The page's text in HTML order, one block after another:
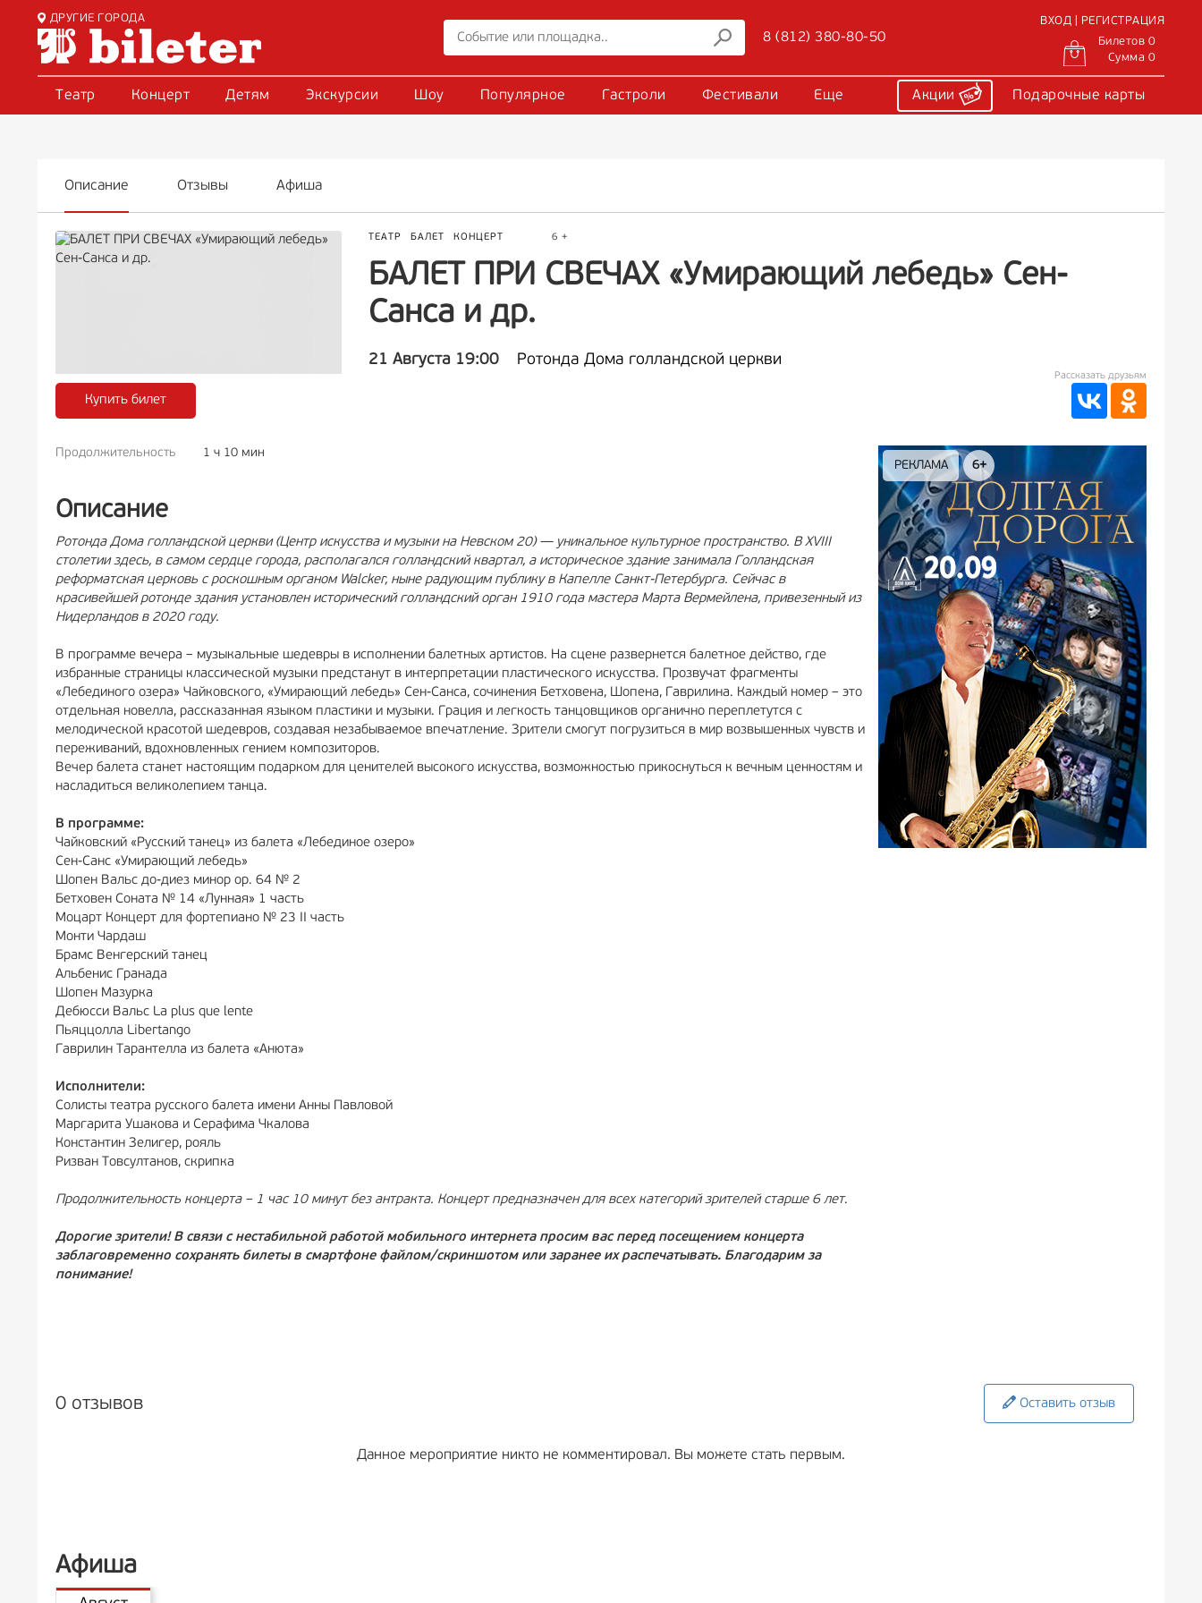
ДРУГИЕ ГОРОДА
8 (812) 380-80-50
ВХОД | РЕГИСТРАЦИЯ
Билетов 0
Сумма 0
Театр Концерт Детям Экскурсии Шоу Популярное Гастроли Фестивали Еще Акции Подарочные карты
Описание Отзывы Афиша
ТЕАТР БАЛЕТ КОНЦЕРТ 6 +
БАЛЕТ ПРИ СВЕЧАХ «Умирающий лебедь» Сен-
Санса и др.
21 Августа 19:00 Ротонда Дома голландской церкви
Купить билет
Рассказать друзьям
Продолжительность 1 ч 10 мин
Описание
Ротонда Дома голландской церкви (Центр искусства и музыки на Невском 20) — уникальное культурное пространство. В XVIII
столетии здесь, в самом сердце города, располагался голландский квартал, а историческое здание занимала Голландская
реформатская церковь с роскошным органом Walcker, ныне радующим публику в Капелле Санкт-Петербурга. Сейчас в
красивейшей ротонде здания установлен исторический голландский орган 1910 года мастера Марта Вермейлена, привезенный из
Нидерландов в 2020 году.
В программе вечера – музыкальные шедевры в исполнении балетных артистов. На сцене развернется балетное действо, где
избранные страницы классической музыки предстанут в интерпретации пластического искусства. Прозвучат фрагменты
«Лебединого озера» Чайковского, «Умирающий лебедь» Сен-Санса, сочинения Бетховена, Шопена, Гаврилина. Каждый номер – это
отдельная новелла, рассказанная языком пластики и музыки. Грация и легкость танцовщиков органично переплетутся с
мелодической красотой шедевров, создавая незабываемое впечатление. Зрители смогут погрузиться в мир возвышенных чувств и
переживаний, вдохновленных гением композиторов.
Вечер балета станет настоящим подарком для ценителей высокого искусства, возможностью прикоснуться к вечным ценностям и
насладиться великолепием танца.
В программе:
Чайковский «Русский танец» из балета «Лебединое озеро»
Сен-Санс «Умирающий лебедь»
Шопен Вальс до-диез минор op. 64 № 2
Бетховен Соната № 14 «Лунная» 1 часть
Моцарт Концерт для фортепиано № 23 II часть
Монти Чардаш
Брамс Венгерский танец
Альбенис Гранада
Шопен Мазурка
Дебюсси Вальс La plus que lente
Пьяццолла Libertango
Гаврилин Тарантелла из балета «Анюта»
Исполнители:
Солисты театра русского балета имени Анны Павловой
Маргарита Ушакова и Серафима Чкалова
Константин Зелигер, рояль
Ризван Товсултанов, скрипка
Продолжительность концерта – 1 час 10 минут без антракта. Концерт предназначен для всех категорий зрителей старше 6 лет.
Дорогие зрители! В связи с нестабильной работой мобильного интернета просим вас перед посещением концерта
заблаговременно сохранять билеты в смартфоне файлом/скриншотом или заранее их распечатывать. Благодарим за
понимание!
РЕКЛАМА 12+
0 отзывов Оставить отзыв
Данное мероприятие никто не комментировал. Вы можете стать первым.
Афиша